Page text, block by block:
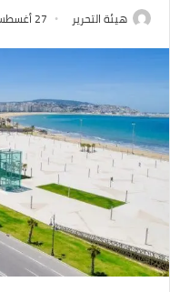
هيئة التحرير 27 أغسطس 2019 على الساعة 9:00 صباحًا